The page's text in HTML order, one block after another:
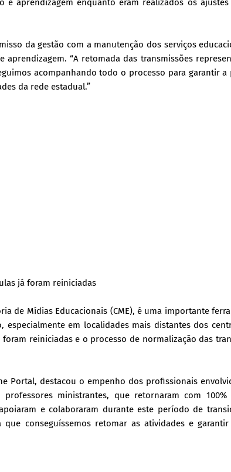
aprendizagem enquanto eram realizados os ajustes
da gestão com a manutenção dos serviços
“A retomada das transmissões
acompanhando todo o processo para garantir a
da rede estadual.”
já foram reiniciadas
de Mídias Educacionais (CME), é uma importante
em localidades mais distantes dos
reiniciadas e o processo de normalização das
Portal, destacou o empenho dos profissionais
ministrantes, que retornaram com 100%
e colaboraram durante este período de
conseguíssemos retomar as atividades e